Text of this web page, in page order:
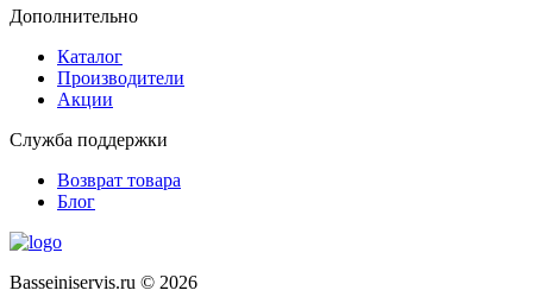
Дополнительно
Каталог
Производители
Акции
Служба поддержки
Возврат товара
Блог
Basseiniservis.ru © 2026